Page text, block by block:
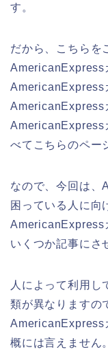
す。
だから、こちらを
AmericanExpress
AmericanExpress
べてこちらのペー
なので、今回は、
困っている人に向
AmericanExpress
いくつか記事にさ
人によって利用
類が異なりますの
AmericanExpress
概には言えません